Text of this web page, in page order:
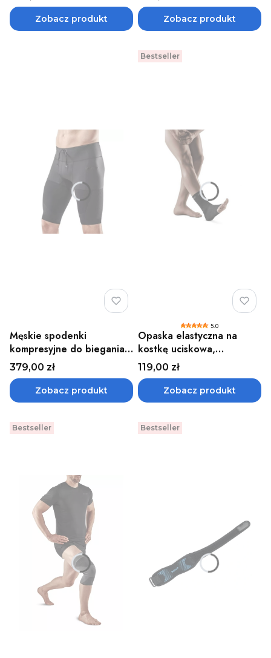
Bloom CEP
Zobacz produkt
Bloom CEP
Zobacz produkt
Męskie spodenki
kompresyjne do biegania i
ćwiczeń CEP
Cena
379,00 zł
Zobacz produkt
Bestseller
5.0
Opaska elastyczna na
kostkę uciskowa,
kompresyjna CEP
Cena
119,00 zł
Zobacz produkt
Bestseller Bestseller